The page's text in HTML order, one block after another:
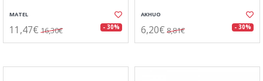
MATEL
11,47€ 16,30€ - 30%
AKHUO
6,20€ 8,81€ - 30%